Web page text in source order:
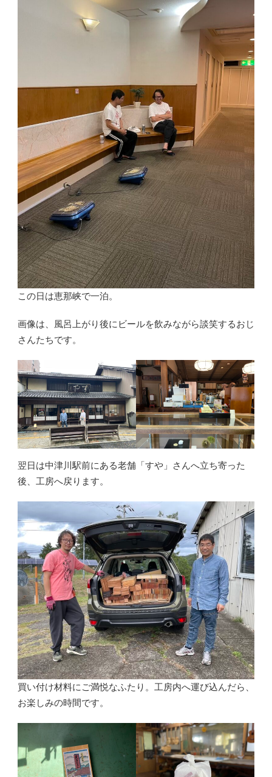
この日は恵那峡で一泊。
画像は、風呂上がり後にビールを飲みながら談笑するおじ
さんたちです。
翌日は中津川駅前にある老舗「すや」さんへ立ち寄った
後、工房へ戻ります。
買い付け材料にご満悦なふたり。工房内へ運び込んだら、
お楽しみの時間です。